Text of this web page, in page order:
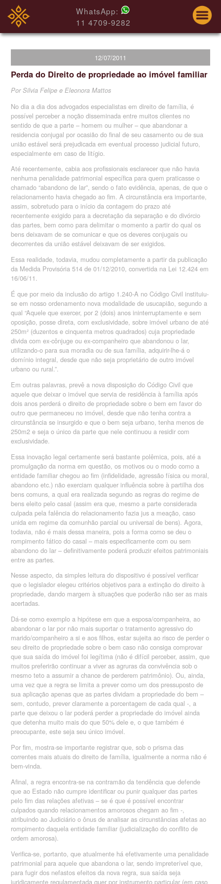
WhatsApp:
11 4709-9282
12/07/2011
Perda do Direito de propriedade ao imóvel familiar
Por Silvia Felipe e Eleonora Mattos
No dia a dia dos advogados especialistas em direito de família, é
possível perceber a noção disseminada entre muitos clientes no
sentido de que a parte – homem ou mulher – que abandonar a
residencia conjugal por ocasião do final de seu casamento ou de sua
união estável será prejudicada em eventual processo judicial futuro,
especialmente em caso de litígio.
Até recentemente, cabia aos profissionais esclarecer que não havia
nenhuma penalidade patrimonial específica para quem praticasse o
chamado “abandono de lar”, sendo o fato evidência, apenas, de que o
relacionamento havia chegado ao fim. A circunstância era importante,
assim, sobretudo para o início da contagem do prazo até
recentemente exigido para a decretação da separação e do divórcio
das partes, bem como para delimitar o momento a partir do qual os
bens deixavam de se comunicar e que os deveres conjugais ou
decorrentes da união estável deixavam de ser exigidos.
Essa realidade, todavia, mudou completamente a partir da publicação
da Medida Provisória 514 de 01/12/2010, convertida na Lei 12.424 em
16/06/11.
É que por meio da inclusão do artigo 1.240-A no Código Civil instituiu-
se em nosso ordenamento nova modalidade de usucapião, segundo a
qual “Aquele que exercer, por 2 (dois) anos ininterruptamente e sem
oposição, posse direta, com exclusividade, sobre imóvel urbano de até
250m² (duzentos e cinquenta metros quadrados) cuja propriedade
divida com ex-cônjuge ou ex-companheiro que abandonou o lar,
utilizando-o para sua moradia ou de sua família, adquirir-lhe-á o
domínio integral, desde que não seja proprietário de outro imóvel
urbano ou rural.”.
Em outras palavras, prevê a nova disposição do Código Civil que
aquele que deixar o imóvel que servia de residência à família após
dois anos perderá o direito de propriedade sobre o bem em favor do
outro que permaneceu no imóvel, desde que não tenha contra a
circunstância se insurgido e que o bem seja urbano, tenha menos de
250m2 e seja o único da parte que nele continuou a residir com
exclusividade.
Essa inovação legal certamente será bastante polêmica, pois, até a
promulgação da norma em questão, os motivos ou o modo como a
entidade familiar chegou ao fim (infidelidade, agressão física ou moral,
abandono etc.) não exerciam qualquer influência sobre à partilha dos
bens comuns, a qual era realizada segundo as regras do regime de
bens eleito pelo casal (assim era que, mesmo a parte considerada
culpada pela falência do relacionamento fazia jus a meação, caso
unida em regime da comunhão parcial ou universal de bens). Agora,
todavia, não é mais dessa maneira, pois a forma como se deu o
rompimento fático do casal – mais especificamente com ou sem
abandono do lar – definitivamente poderá produzir efeitos patrimoniais
entre as partes.
Nesse aspecto, da simples leitura do dispositivo é possível verificar
que o legislador elegeu critérios objetivos para a extinção do direito à
propriedade, dando margem à situações que poderão não ser as mais
acertadas.
Dá-se como exemplo a hipótese em que a esposa/companheira, ao
abandonar o lar por não mais suportar o tratamento agressivo do
marido/companheiro a si e aos filhos, estar sujeita ao risco de perder o
seu direito de propriedade sobre o bem caso não consiga comprovar
que sua saída do imóvel foi legítima (não é difícil perceber, assim, que
muitos preferirão continuar a viver as agruras da convivência sob o
mesmo teto a assumir a chance de perderem patrimônio). Ou, ainda,
uma vez que a regra se limita a prever como um dos pressuposto de
sua aplicação apenas que as partes dividam a propriedade do bem –
sem, contudo, prever claramente a porcentagem de cada qual -, a
parte que deixou o lar poderá perder a propriedade do imóvel ainda
que detenha muito mais do que 50% dele e, o que também é
preocupante, este seja seu único imóvel.
Por fim, mostra-se importante registrar que, sob o prisma das
correntes mais atuais do direito de família, igualmente a norma não é
bem-vinda.
Afinal, a regra encontra-se na contramão da tendência que defende
que ao Estado não cumpre identificar ou punir qualquer das partes
pelo fim das relações afetivas – se é que é possível encontrar
culpados quando relacionamentos amorosos chegam ao fim -,
atribuindo ao Judiciário o ônus de analisar as circunstâncias afetas ao
rompimento daquela entidade familiar (judicialização do conflito de
ordem amorosa).
Verifica-se, portanto, que atualmente há efetivamente uma penalidade
patrimonial para aquele que abandona o lar, sendo impreterível que,
para fugir dos nefastos efeitos da nova regra, sua saída seja
juridicamente regulamentada quer por instrumento particular (em caso